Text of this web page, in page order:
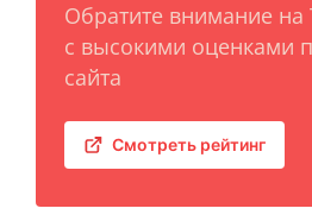
Обратите внимание
с высокими оценками
сайта
Смотреть рейтинг